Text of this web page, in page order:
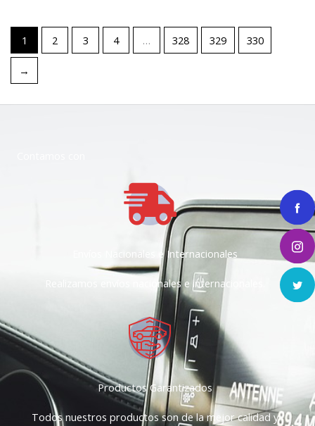
1 2 3 4 … 328 329 330
→
Envíos Nacionales e Internacionales
Realizamos envíos nacionales e internacionales.
Productos Garantizados
Todos nuestros productos son de la mejor calidad y